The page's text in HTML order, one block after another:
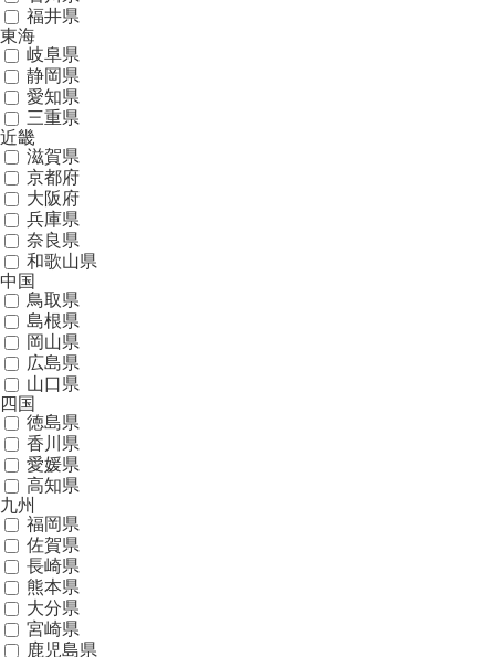
福井県
東海
岐阜県
静岡県
愛知県
三重県
近畿
滋賀県
京都府
大阪府
兵庫県
奈良県
和歌山県
中国
鳥取県
島根県
岡山県
広島県
山口県
四国
徳島県
香川県
愛媛県
高知県
九州
福岡県
佐賀県
長崎県
熊本県
大分県
宮崎県
鹿児島県